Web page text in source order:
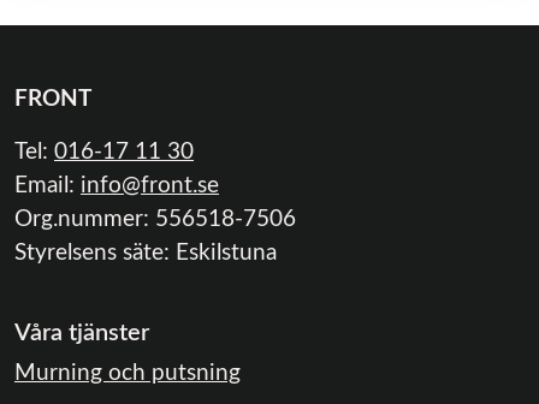
FRONT
Tel: 016-17 11 30
Email: info@front.se
Org.nummer: 556518-7506
Styrelsens säte: Eskilstuna
Våra tjänster
Murning och putsning